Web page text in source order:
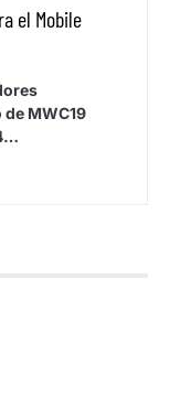
el Mobile
MWC19